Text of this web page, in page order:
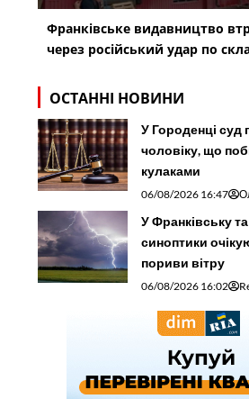
Франківське видавництво
через російський удар по
ОСТАННІ НОВИНИ
У Городенці
чоловіку, що
кулаками
06/08/2026 16:47
У Франківську
синоптики
пориви вітру
06/08/2026 16:02